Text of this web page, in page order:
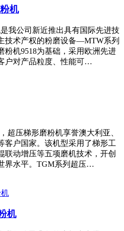
机
我公司新近推出具有国际先进技
技术产权的粉磨设备—MTW系列
粉机9518为基础，采用欧洲先进
户对产品粒度、性能可…
超压梯形磨粉机享誉澳大利亚、
客户国家。该机型采用了梯形工
联动增压等五项磨机技术，开创
界水平。TGM系列超压…
机